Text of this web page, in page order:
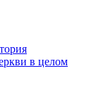
в целом